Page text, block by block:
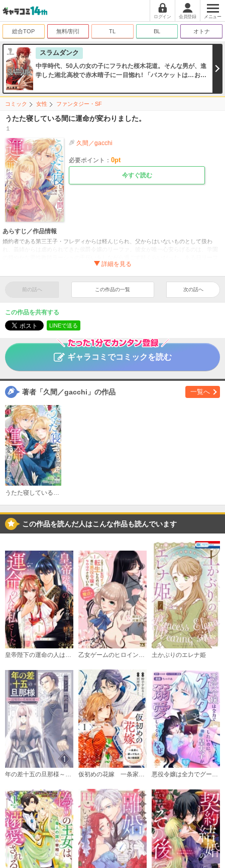
ログイン 会員登録 メニュー
総合TOP 無料/割引 TL BL オトナ
スラムダンク
中学時代、50人の女の子にフラれた桜木花道。そんな男が、進
学した湘北高校で赤木晴子に一目惚れ! 「バスケットは…お好
えることに!!
コミック 女性 ファンタジー・SF
うたた寝している間に運命が変わりました。
１
久間／gacchi
必要ポイント：0pt
今すぐ読む
あらすじ／作品情報
婚約者である第三王子・フレディからは軽んじられ、父からはいないものとして扱わ
れ、義姉からは虐められてきた侯爵令嬢のリーファ。彼女が唯一心安らげるのは、学園
ァは、義姉がフレディの子を身ごもったことを理由に、父から婚約解消と卒業後の修道
彼の態度は一変。学園内のカフェテリアでうたた寝をしていたところ、彼に突然キスを
され、「俺のものになれ」と囁かれてしまう。しかも、彼の正体は王弟で……!?
作者 久間／gacchi
前の話へ この作品の一覧 次の話へ
この作品を共有する
LINEで送る
ギャラコミでコミックを読む
著者「久間／gacchi」の作品 一覧へ
この作品を読んだ人はこんな作品も読んでいます
土かぶりのエレナ姫